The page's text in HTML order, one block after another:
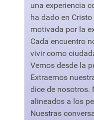
una experiencia
ha dado en
motivada por la
Cada encuentro
vivir como
Vemos desde la
Extraemos
dice de nosotros.
alineados a los
Nuestras